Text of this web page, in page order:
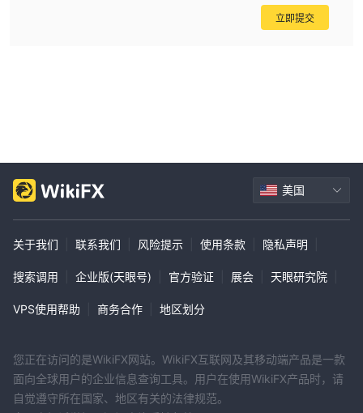
DILLON W.SRL其网站似乎不提供帐户创建服务，因为只能找到登录
价格变动的因素的分析。
因改造以及这些变化如何影响产量、质量和市场价值的讨论。
新闻和报道：新闻和报道形式的教育内容涵盖农业行业的时事和发
相关主题的最新信息。目的是让读者了解最新动态及其对农业市场的
视频：教育视频提供视觉和音频内容来传达有关农业相关主题的信
息。这些视频可以涵盖广泛的主题，包括农业技术、作物管理、机械
操作、市场分析等等。他们的目标是以一种引人入胜且易于理解的形
立即提交
美国
关于我们 联系我们 风险提示 使用条款 隐私声明
搜索调用 企业版(天眼号) 官方验证 展会 天眼研究院
VPS使用帮助 商务合作 地区划分
您正在访问的是WikiFX网站。WikiFX互联网及其移动端产品是一款
面向全球用户的企业信息查询工具。用户在使用WikiFX产品时，请
自觉遵守所在国家、地区有关的法律规范。